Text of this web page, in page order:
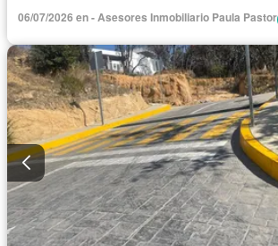
06/07/2026 en - Asesores Inmobiliario Paula Pastor